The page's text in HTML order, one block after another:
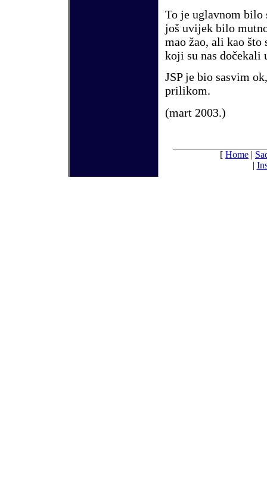
To je uglavnom bilo
još uvijek bilo
mao žao, ali kao što
koji su nas dočekali
JSP je bio sasvim
prilikom.
(mart 2003.)
[ Home |
|